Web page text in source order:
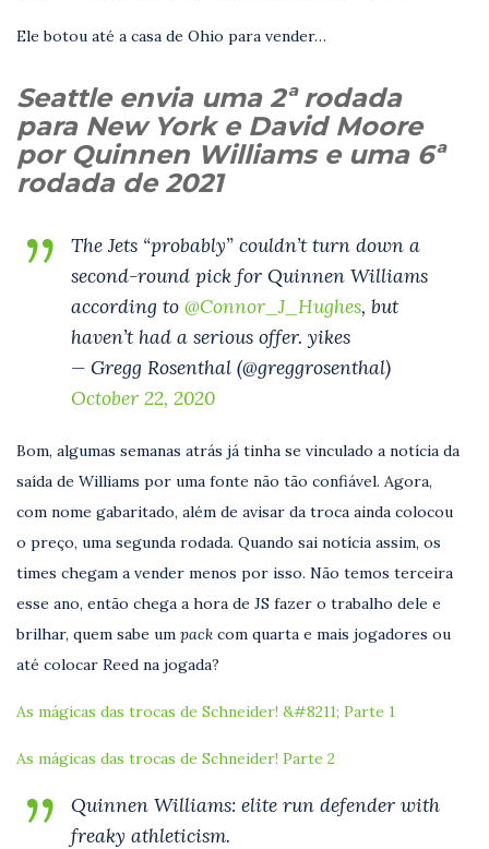
Ele botou até a casa de Ohio para vender…
Seattle envia uma 2ª rodada
para New York e David Moore
por Quinnen Williams e uma 6ª
rodada de 2021
The Jets “probably” couldn’t turn down a
second-round pick for Quinnen Williams
according to @Connor_J_Hughes, but
haven’t had a serious offer. yikes
— Gregg Rosenthal (@greggrosenthal)
October 22, 2020
Bom, algumas semanas atrás já tinha se vinculado a notícia da
saída de Williams por uma fonte não tão confiável. Agora,
com nome gabaritado, além de avisar da troca ainda colocou
o preço, uma segunda rodada. Quando sai notícia assim, os
times chegam a vender menos por isso. Não temos terceira
esse ano, então chega a hora de JS fazer o trabalho dele e
brilhar, quem sabe um pack com quarta e mais jogadores ou
até colocar Reed na jogada?
As mágicas das trocas de Schneider! &#8211; Parte 1
As mágicas das trocas de Schneider! Parte 2
Quinnen Williams: elite run defender with
freaky athleticism.